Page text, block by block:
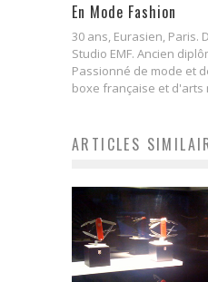
En Mode Fashion
30 ans, Eurasien, Paris.
Studio EMF. Ancien
Passionné de mode et
boxe française et d'arts
ARTICLES